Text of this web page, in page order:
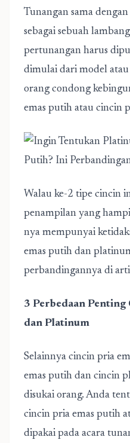
Tunangan sama
sebagai sebuah
pertunangan harus
dimulai dari model atau
orang condong
emas putih atau cincin
Walau ke-2 tipe cincin
penampilan yang
nya mempunyai
emas putih dan
perbandingannya di
3 Perbedaan
dan Platinum
Selainnya cincin pria
emas putih dan cincin
disukai orang. Anda
cincin pria emas putih
dipakai pada acara